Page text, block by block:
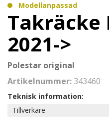
Modellanpassad
Takräcke
2021->
Polestar original
Artikelnummer:343460
Teknisk information:
Tillverkare